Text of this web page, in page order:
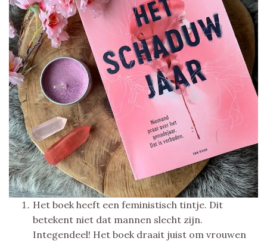
Het boek heeft een feministisch tintje. Dit
betekent niet dat mannen slecht zijn.
Integendeel! Het boek draait juist om vrouwen